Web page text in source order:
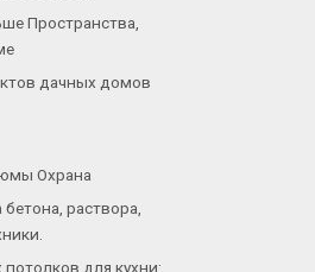
Пространства,
дачных домов
Охрана
раствора,
для кухни: